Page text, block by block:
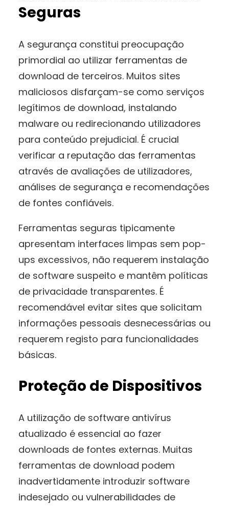
Seguras
A segurança constitui preocupação
primordial ao utilizar ferramentas de
download de terceiros. Muitos sites
maliciosos disfarçam-se como serviços
legítimos de download, instalando
malware ou redirecionando utilizadores
para conteúdo prejudicial. É crucial
verificar a reputação das ferramentas
através de avaliações de utilizadores,
análises de segurança e recomendações
de fontes confiáveis.
Ferramentas seguras tipicamente
apresentam interfaces limpas sem pop-
ups excessivos, não requerem instalação
de software suspeito e mantêm políticas
de privacidade transparentes. É
recomendável evitar sites que solicitam
informações pessoais desnecessárias ou
requerem registo para funcionalidades
básicas.
Proteção de Dispositivos
A utilização de software antivírus
atualizado é essencial ao fazer
downloads de fontes externas. Muitas
ferramentas de download podem
inadvertidamente introduzir software
indesejado ou vulnerabilidades de